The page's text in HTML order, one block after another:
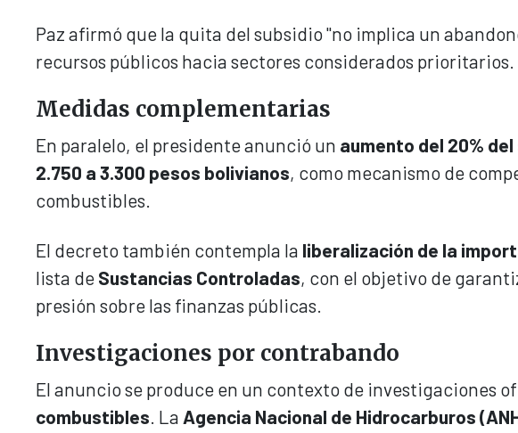
Paz afirmó que la quita del subsidio "no implica un
recursos públicos hacia sectores considerados prioritarios.
Medidas complementarias
En paralelo, el presidente anunció un aumento del 20%
2.750 a 3.300 pesos bolivianos, como mecanismo de
combustibles.
El decreto también contempla la liberalización de la
lista de Sustancias Controladas, con el objetivo de
presión sobre las finanzas públicas.
Investigaciones por contrabando
El anuncio se produce en un contexto de investigaciones
combustibles. La Agencia Nacional de Hidrocarburos